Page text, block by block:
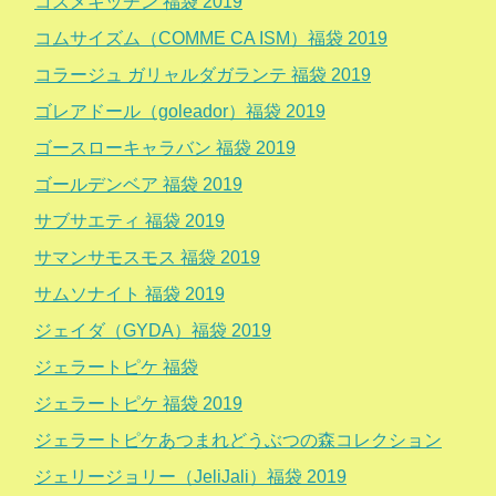
コムサイズム（COMME CA ISM）福袋 2019
コラージュ ガリャルダガランテ 福袋 2019
ゴレアドール（goleador）福袋 2019
ゴースローキャラバン 福袋 2019
ゴールデンベア 福袋 2019
サブサエティ 福袋 2019
サマンサモスモス 福袋 2019
サムソナイト 福袋 2019
ジェイダ（GYDA）福袋 2019
ジェラートピケ 福袋
ジェラートピケ 福袋 2019
ジェラートピケあつまれどうぶつの森コレクション
ジェリージョリー（JeliJali）福袋 2019